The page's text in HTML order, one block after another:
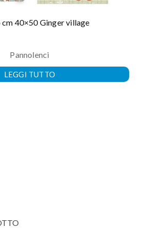
cm 40×50 Ginger village
Pannolenci
LEGGI TUTTO